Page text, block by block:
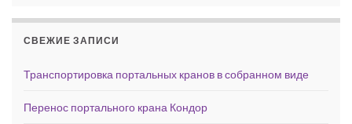
СВЕЖИЕ ЗАПИСИ
Транспортировка портальных кранов в собранном виде
Перенос портального крана Кондор